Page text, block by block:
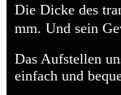
Die Dicke des
mm. Und sein
Das Aufstellen
einfach und